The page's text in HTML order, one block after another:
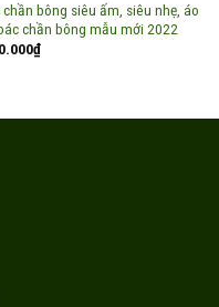
chần bông siêu ấm, siêu nhẹ, áo
chần bông mẫu mới 2022
₫